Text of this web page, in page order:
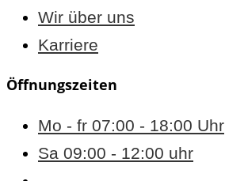
Wir über uns
Karriere
Öffnungszeiten
Mo - fr 07:00 - 18:00 Uhr
Sa 09:00 - 12:00 uhr